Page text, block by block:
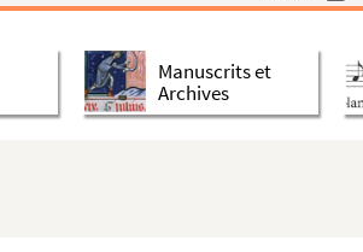
Manuscrits et
Archives